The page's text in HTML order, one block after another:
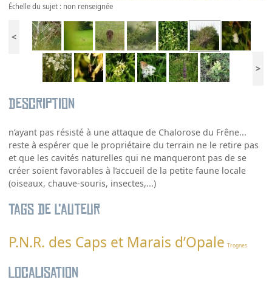
Échelle du sujet : non renseignée
<
>
Description
n’ayant pas résisté à une attaque de Chalorose du Frêne...
reste à espérer que le propriétaire du terrain ne le retire pas
et que les cavités naturelles qui ne manqueront pas de se
créer soient favorables à l’accueil de la petite faune locale
(oiseaux, chauve-souris, insectes,...)
Tags de l’auteur
P.N.R. des Caps et Marais d’Opale Trognes
Localisation